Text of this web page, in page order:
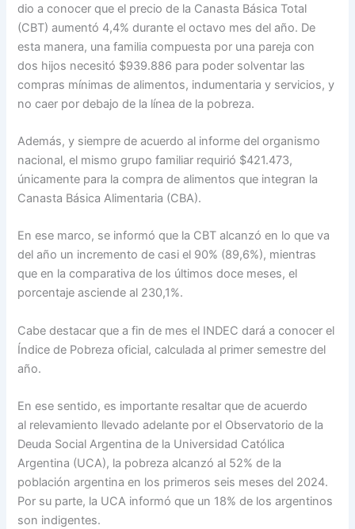
dio a conocer que el precio de la Canasta Básica Total
(CBT) aumentó 4,4% durante el octavo mes del año. De
esta manera, una familia compuesta por una pareja con
dos hijos necesitó $939.886 para poder solventar las
compras mínimas de alimentos, indumentaria y servicios, y
no caer por debajo de la línea de la pobreza.
Además, y siempre de acuerdo al informe del organismo
nacional, el mismo grupo familiar requirió $421.473,
únicamente para la compra de alimentos que integran la
Canasta Básica Alimentaria (CBA).
En ese marco, se informó que la CBT alcanzó en lo que va
del año un incremento de casi el 90% (89,6%), mientras
que en la comparativa de los últimos doce meses, el
porcentaje asciende al 230,1%.
Cabe destacar que a fin de mes el INDEC dará a conocer el
Índice de Pobreza oficial, calculada al primer semestre del
año.
En ese sentido, es importante resaltar que de acuerdo
al relevamiento llevado adelante por el Observatorio de la
Deuda Social Argentina de la Universidad Católica
Argentina (UCA), la pobreza alcanzó al 52% de la
población argentina en los primeros seis meses del 2024.
Por su parte, la UCA informó que un 18% de los argentinos
son indigentes.